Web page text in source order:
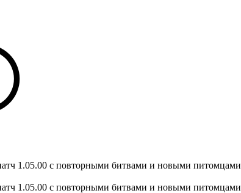
1.05.00 с повторными битвами и новыми питомцами
1.05.00 с повторными битвами и новыми питомцами